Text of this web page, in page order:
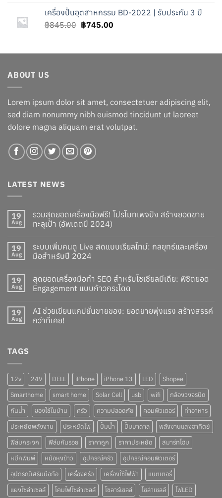
was:
฿2,200.00.
is:
เครื่องปั่นอุตสาหกรรม BD-2022 | รับประกัน 3 ปี
฿845.00 Original
฿845.00.
฿745.00Current
฿745.00.
ABOUT US
Lorem ipsum dolor sit amet, consectetuer adipiscing elit,
sed diam nonummy nibh euismod tincidunt ut laoreet
dolore magna aliquam erat volutpat.
LATEST NEWS
19
Aug
รวมสุดยอดเครื่องมือฟรี! โปรโมทเพจปัง สร้างยอดขาย
ทะลุเป้า (อัพเดตปี 2024)
19
Aug
ระบบเพิ่มคนดู Live สดแบบเรียลไทม์: กลยุทธ์และเครื่อง
มือสำหรับปี 2024
19
Aug
สุดยอดเครื่องมือทำ SEO สำหรับโซเชียลมีเดีย: พิชิตยอด
Engagement แบบก้าวกระโดด
19
Aug
AI ช่วยเขียนแคปชั่นขายของ: ยอดขายพุ่งแรง สร้างสรรค์
กว่าที่เคย!
TAGS
12v 24V DELL iPhone iPhone 13 LED
Shopee
Smarthome
smart home Solar Cell usb wifi
กล้องวงจรปิด
กันน้ำ
ของใช้ในบ้าน ครัว ความปลอดภัย คอมพิวเตอร์
ทำอาหาร
ประหยัดพลังงาน
ประหยัดไฟ ปั๊มน้ำ ปั๊มบาดาล
พลังงานแสงอาทิตย์
ฟิล์มกระจก
ฟิล์มกันรอย ราคาถูก ราคาประหยัด
สมาร์ทโฮม
หมึกพิมพ์
หม้อหุงข้าว อุปกรณ์ครัว
อุปกรณ์คอมพิวเตอร์
อุปกรณ์เสริมมือถือ
เครื่องครัว เครื่องใช้ไฟฟ้า
แบตเตอรี่
แผงโซล่าเซลล์
โคมไฟโซล่าเซลล์ โซลาร์เซลล์ โซล่าเซลล์ ไฟLED